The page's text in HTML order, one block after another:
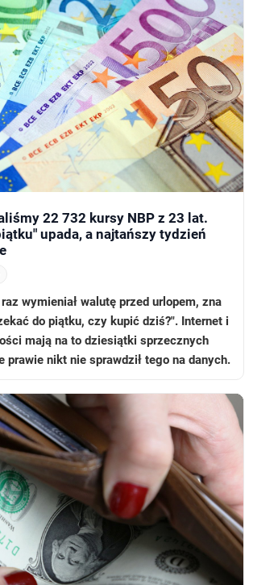
22 732 kursy NBP z 23 lat.
upada, a najtańszy tydzień
wymieniał walutę przed urlopem, zna
do piątku, czy kupić dziś?". Internet i
mają na to dziesiątki sprzecznych
prawie nikt nie sprawdził tego na danych.